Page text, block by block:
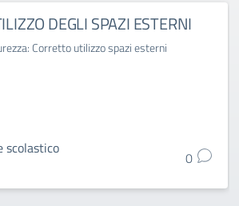
DEGLI SPAZI ESTERNI
Corretto utilizzo spazi esterni
scolastico
0